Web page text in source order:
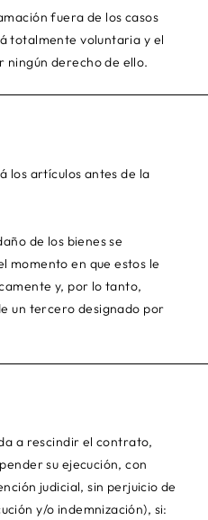
fuera de los casos
totalmente voluntaria y el
ningún derecho de ello.
los artículos antes de la
de los bienes se
momento en que estos le
y, por lo tanto,
un tercero designado por
a rescindir el contrato,
su ejecución, con
judicial, sin perjuicio de
y/o indemnización), si: